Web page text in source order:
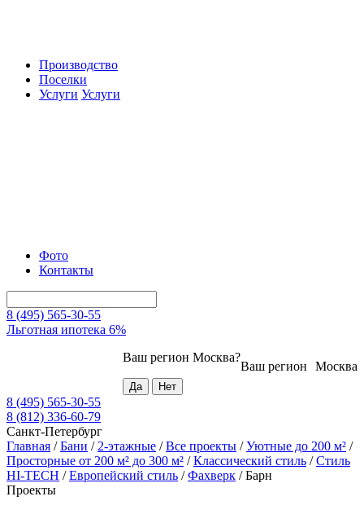
Производство
Поселки
Услуги Услуги
Фото
Контакты
8 (495) 565-30-55
Льготная ипотека 6%
Москва
Ваш регион
Ваш регион Москва?
8 (495) 565-30-55
8 (812) 336-60-79
Санкт-Петербург
Главная /Бани / 2-этажные /Все проекты /Уютные до 200 м² /
Просторные от 200 м² до 300 м² /Классический стиль /Стиль
HI-TECH /Европейский стиль /Фахверк /Барн
Проекты